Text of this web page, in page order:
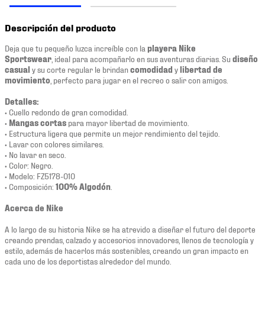
Descripción del producto
Deja que tu pequeño luzca increíble con la playera Nike
Sportswear , ideal para acompañarlo en sus aventuras diarias. Su diseño
casual y su corte regular le brindancomodidad ylibertad de
movimiento , perfecto para jugar en el recreo o salir con amigos.
Detalles:
• Cuello redondo de gran comodidad.
• Mangas cortas para mayor libertad de movimiento.
• Estructura ligera que permite un mejor rendimiento del tejido.
• Lavar con colores similares.
• No lavar en seco.
• Color: Negro.
• Modelo: FZ5178-010
• Composición: 100% Algodón
Acerca de Nike
A lo largo de su historia Nike se ha atrevido a diseñar el futuro del deporte
creando prendas, calzado y accesorios innovadores, llenos de tecnología y
estilo, además de hacerlos más sostenibles, creando un gran impacto en
cada uno de los deportistas alrededor del mundo.